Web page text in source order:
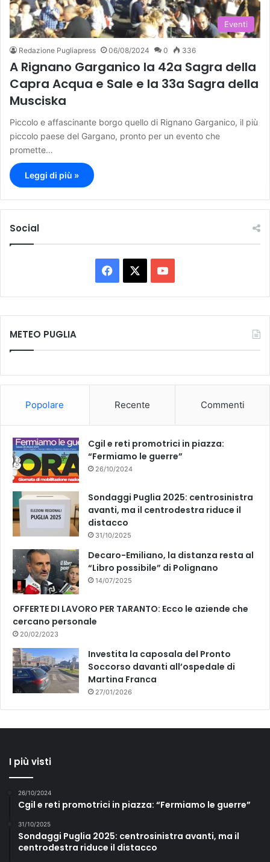
Eventi
Redazione Pugliapress 06/08/2024 0 336
A Rignano Garganico la 42a Sagra della
Capra Acqua e Sale e la 33a Sagra della
Musciska
Piccolo e affascinante borgo quello di Rignano Garganico, il più
piccolo paese del Gargano, pronto per un evento che
promette…
Leggi di più »
Social
a
c
k
o
u
METEO PUGLIA
Popolare Recente Commenti
Cgil e reti promotrici in piazza:
“Fermiamo le guerre”
26/10/2024
Sondaggi Puglia 2025: centrosinistra
avanti, ma il centrodestra riduce il
distacco
31/10/2025
Decaro-Emiliano, la distanza resta al
“Libro possibile” di Polignano
14/07/2025
OFFERTE DI LAVORO PER TARANTO: Ecco le aziende che
cercano personale
20/02/2023
Investita la caposala del Pronto
Soccorso davanti all’ospedale di
Martina Franca
27/01/2026
I più visti
26/10/2024
Cgil e reti promotrici in piazza: “Fermiamo le guerre”
31/10/2025
Sondaggi Puglia 2025: centrosinistra avanti, ma il
centrodestra riduce il distacco